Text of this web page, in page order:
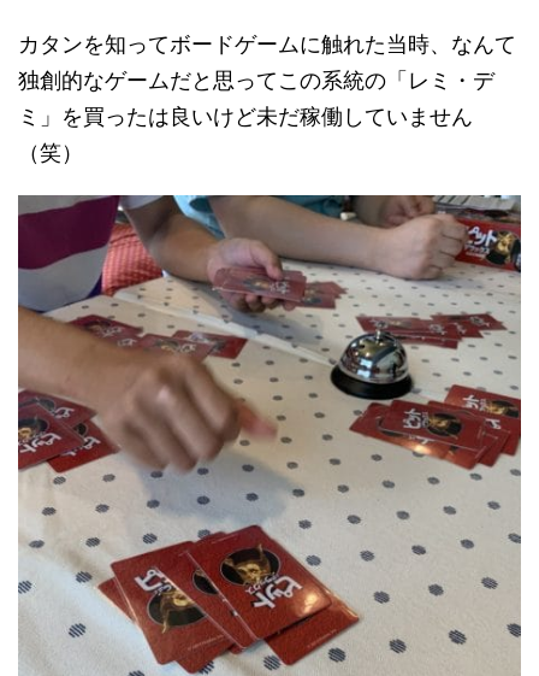
カタンを知ってボードゲームに触れた当時、なんて
独創的なゲームだと思ってこの系統の「レミ・デ
ミ」を買ったは良いけど未だ稼働していません
（笑）